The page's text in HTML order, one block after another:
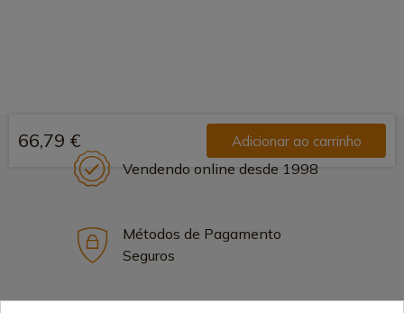
66,79 € Adicionar ao carrinho
Vendendo online desde 1998
Métodos de Pagamento
Seguros